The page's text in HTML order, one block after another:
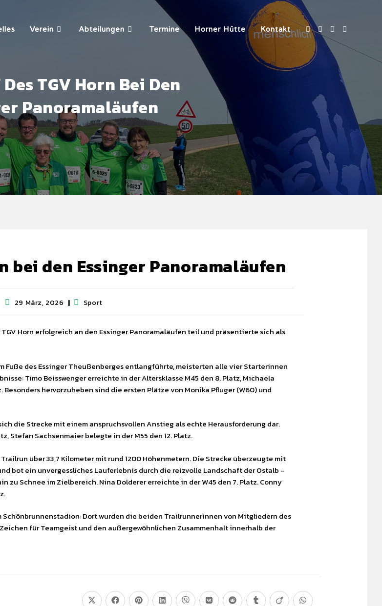
Verein Abteilungen Termine Horner Hütte Kontakt
TGV Horn Bei Den
Panoramaläufen
bei den Essinger Panoramaläufen
29 März, 2026 Sport
Horn erfolgreich an den Essinger Panoramaläufen teil und präsentierte sich als
Fuße des Essinger Theußenberges entlangführte, meisterten alle vier Starterinnen
Timo Beisswenger erreichte in der Altersklasse M45 den 8. Platz, Michaela
hervorzuheben sind die ersten Plätze von Monika Pfluger (W60) und
die Strecke mit einem anspruchsvollen Anstieg als echte Herausforderung dar.
Stefan Sachsenmaier belegte in der M55 den 12. Platz.
über 33,7 Kilometer mit rund 1200 Höhenmetern. Die Strecke überzeugte mit
bot ein unvergessliches Lauferlebnis durch die reizvolle Landschaft der Ostalb –
zu Schnee im Zielbereich. Nina Dolderer erreichte in der W45 den 7. Platz. Conny
Dort wurden die beiden Trailrunnerinnen von Mitgliedern des
für Teamgeist und den außergewöhnlichen Zusammenhalt innerhalb der